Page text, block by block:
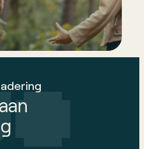
impact maakt. Lees